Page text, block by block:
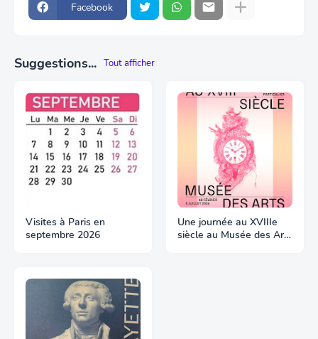
Facebook
Suggestions... Tout afficher
Visites à Paris en
septembre 2026
Une journée au XVIIIe
siècle au Musée des Arts